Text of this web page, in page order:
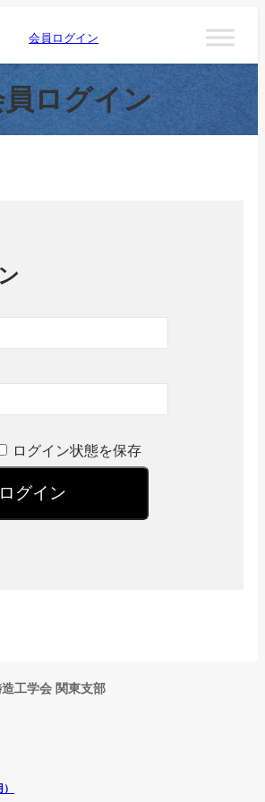
会員ログイン
ログイン
ログイン状態を保存
造工学会 関東支部